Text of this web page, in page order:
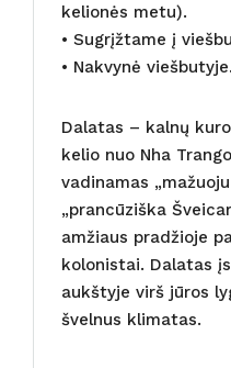
kelionės metu).
• Sugrįžtame į
• Nakvynė viešbutyje.
Dalatas – kalnų
kelio nuo Nha
vadinamas
„prancūziška
amžiaus pradžioje
kolonistai. Dalatas
aukštyje virš jūros
švelnus klimatas.